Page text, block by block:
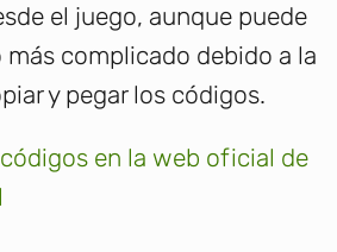
el juego, aunque puede
complicado debido a la
y pegar los códigos.
en la web oficial de